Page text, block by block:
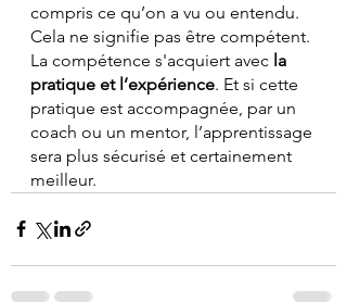
compris ce qu’on a vu ou entendu.
Cela ne signifie pas être compétent.
La compétence s'acquiert avec la
pratique et l’expérience. Et si cette
pratique est accompagnée, par un
coach ou un mentor, l’apprentissage
sera plus sécurisé et certainement
meilleur.